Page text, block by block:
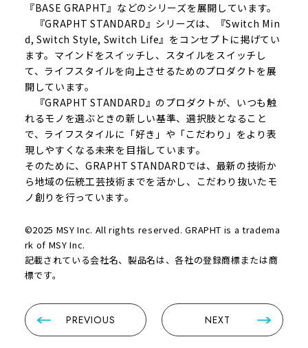
『BASE GRAPHT』などのシリーズを展開しています。
『GRAPHT STANDARD』シリーズは、『Switch Min
d, Switch Style, Switch Life』をコンセプトに掲げてい
ます。マインドをスイッチし、スタイルをスイッチし
て、ライフスタイルを向上させるためのプロダクトを展
開しています。
『GRAPHT STANDARD』のプロダクトが、いつも触
れるモノを選ぶときの新しい基準、選択肢となること
で、ライフスタイルに「好き」や「こだわり」をより表
現しやすくなる未来を目指しています。
そのために、GRAPHT STANDARDでは、最新の技術か
ら地域の伝統工芸技術までを活かし、こだわり抜いたモ
ノ創りを行っています。
©2025 MSY Inc. All rights reserved. GRAPHT is a tradema
rk of MSY Inc.
記載されている会社名、製品名は、各社の登録商標または商
標です。
PREVIOUS NEXT